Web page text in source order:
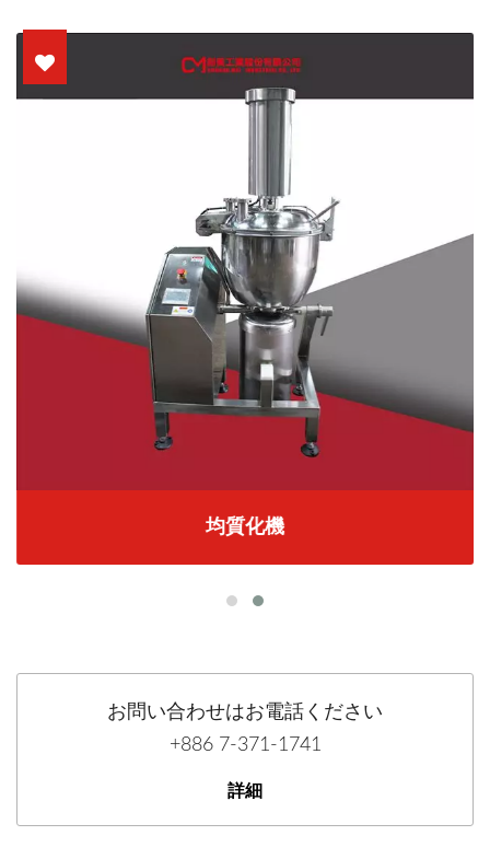
均質化機
お問い合わせはお電話ください
+886 7-371-1741
詳細